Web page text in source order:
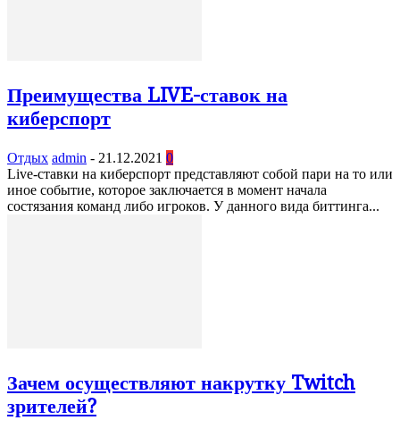
Преимущества LIVE-ставок на
киберспорт
Отдых admin - 21.12.2021 0
Live-ставки на киберспорт представляют собой пари на то или
иное событие, которое заключается в момент начала
состязания команд либо игроков. У данного вида биттинга...
Зачем осуществляют накрутку Twitch
зрителей?